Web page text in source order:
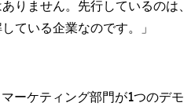
りません。先行しているの
ている企業なのです。」
ケティング部門が1つのデ